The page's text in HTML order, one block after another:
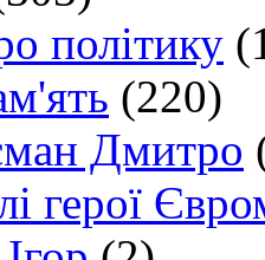
політику
(220)
Дмитро
герої